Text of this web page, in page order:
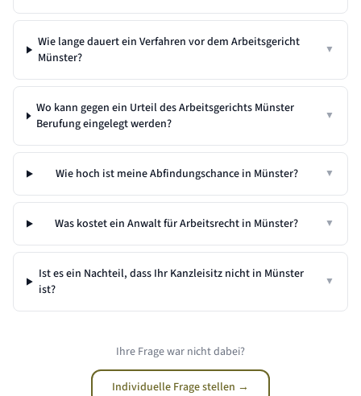
Wie lange dauert ein Verfahren vor dem Arbeitsgericht
Münster?
▼
Wo kann gegen ein Urteil des Arbeitsgerichts Münster
Berufung eingelegt werden?
▼
Wie hoch ist meine Abfindungschance in Münster? ▼
Was kostet ein Anwalt für Arbeitsrecht in Münster? ▼
Ist es ein Nachteil, dass Ihr Kanzleisitz nicht in Münster
ist?
▼
Ihre Frage war nicht dabei?
Individuelle Frage stellen →